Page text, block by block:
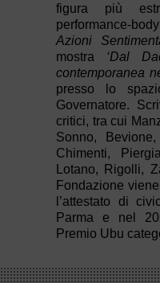
figura più
performance-
Azioni
mostra ‘Dal
contemporanea
presso lo
Governatore.
critici, tra cui
Sonno,
Chimenti,
Lotano, Rigolli,
Fondazione
l’attestato di
Parma e nel
Premio Ubu